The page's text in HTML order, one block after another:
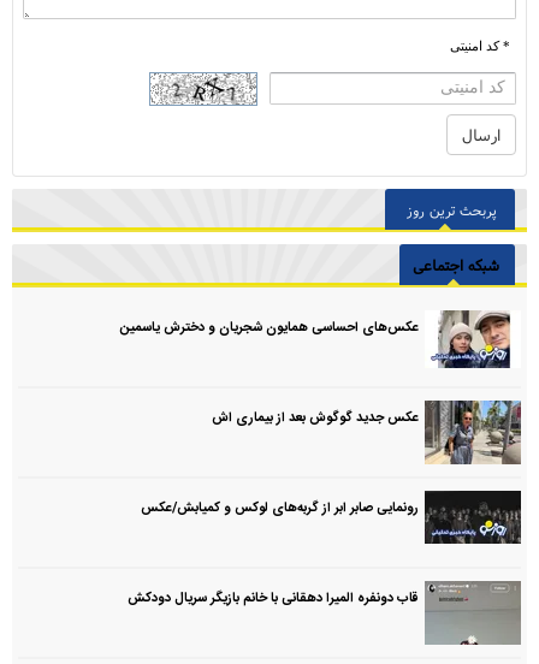
* کد امنیتی
پربحث ترین روز
شبکه اجتماعی
عکس‌های احساسی همایون شجریان و دخترش یاسمین
عکس جدید گوگوش بعد از بیماری اش
رونمایی صابر ابر از گربه‌های لوکس و کمیابش/عکس
قاب دونفره المیرا دهقانی با خانم بازیگر سریال دودکش